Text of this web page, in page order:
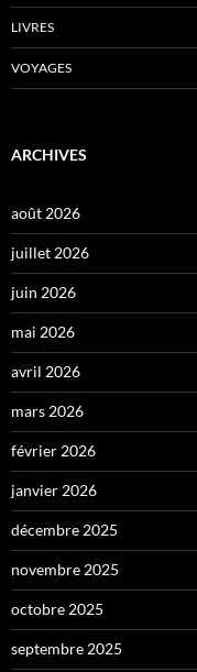
LIVRES
VOYAGES
ARCHIVES
août 2026
juillet 2026
juin 2026
mai 2026
avril 2026
mars 2026
février 2026
janvier 2026
décembre 2025
novembre 2025
octobre 2025
septembre 2025